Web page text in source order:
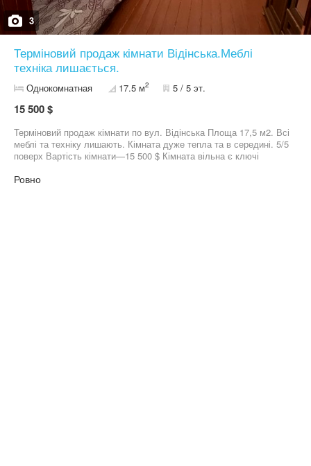
3
Терміновий продаж кімнати Відінська.Меблі
техніка лишається.
Однокомнатная 17.5 м2 5 / 5 эт.
15 500 $
Терміновий продаж кімнати по вул. Відінська Площа 17,5 м2. Всі
меблі та техніку лишають. Кімната дуже тепла та в середині. 5/5
поверх Вартість кімнати—15 500 $ Кімната вільна є ключі
Ровно